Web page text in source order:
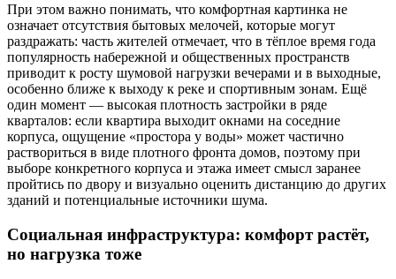
При этом важно понимать, что комфортная картинка не
означает отсутствия бытовых мелочей, которые могут
раздражать: часть жителей отмечает, что в тёплое время года
популярность набережной и общественных пространств
приводит к росту шумовой нагрузки вечерами и в выходные,
особенно ближе к выходу к реке и спортивным зонам. Ещё
один момент — высокая плотность застройки в ряде
кварталов: если квартира выходит окнами на соседние
корпуса, ощущение «простора у воды» может частично
раствориться в виде плотного фронта домов, поэтому при
выборе конкретного корпуса и этажа имеет смысл заранее
пройтись по двору и визуально оценить дистанцию до других
зданий и потенциальные источники шума.
Социальная инфраструктура: комфорт растёт,
но нагрузка тоже